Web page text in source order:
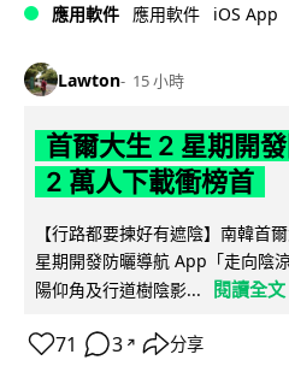
應用軟件 應用軟件 iOS App
Lawton 15 小時
首爾大生 2 星期開
2 萬人下載衝榜首
【行路都要揀好有遮陰】南韓首
星期開發防曬導航 App「走向陰
陽仰角及行道樹陰影...
閱讀全文
71 3 ↗ 分享